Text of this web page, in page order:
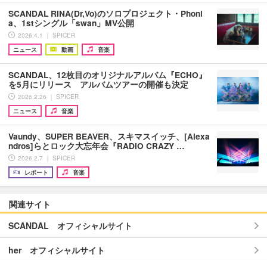
SCANDAL RINA(Dr,Vo)のソロプロジェクト・Phoni
a、1stシングル「swan」MV公開
2026.4.1 ｜ SPICER
ニュース
動画 音楽
SCANDAL、12枚目のオリジナルアルバム『ECHO』
を5月にリリース アルバムツアーの開催も決定
2026.2.26 ｜ SPICER
ニュース
音楽
Vaundy、SUPER BEAVER、スキマスイッチ、[Alexa
ndros]らとロック大忘年会『RADIO CRAZY …
2026.2.7 ｜ SPICER
レポート
音楽
関連サイト
SCANDAL オフィシャルサイト
her オフィシャルサイト